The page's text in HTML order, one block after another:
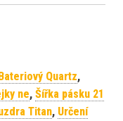
Quartz,
ne, Šířka pásku 21
Titan, Určení